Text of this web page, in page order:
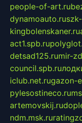
people-of-art.ru
dynamoauto.ru
kingbolenskaner.ru
act1.spb.ru
detsad125.rumir-
council.spb.ru
iclub.net.rugazon-
pylesostineco.ru
artemovskij.ru
ndm.msk.ru